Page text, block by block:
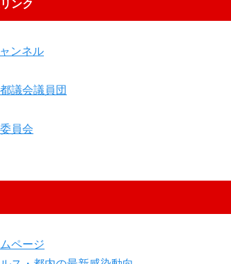
ンク
ンネル
議会議員団
員会
ページ